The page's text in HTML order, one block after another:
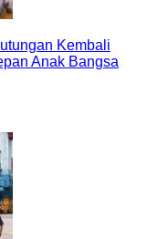
Kembali
Anak Bangsa